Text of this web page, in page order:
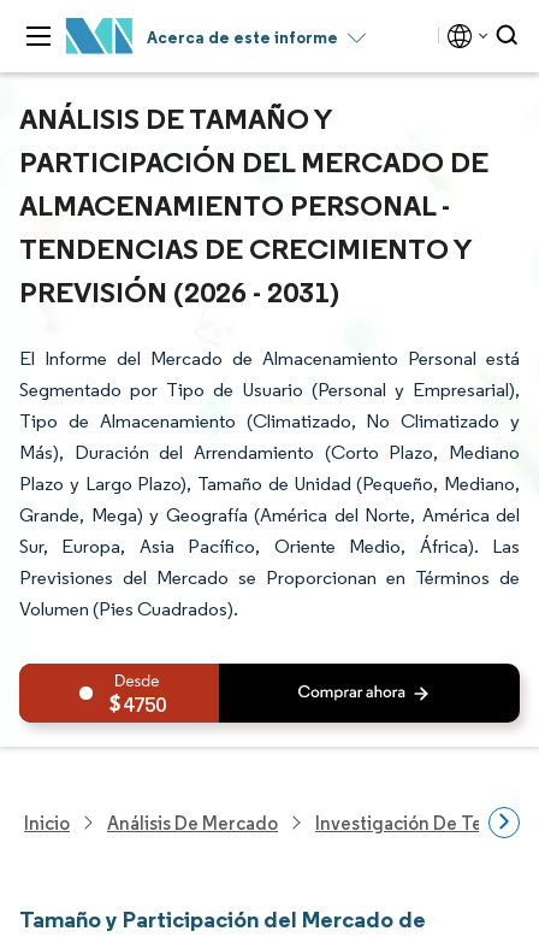
Acerca de este informe
ANÁLISIS DE TAMAÑO Y
PARTICIPACIÓN DEL MERCADO DE
ALMACENAMIENTO PERSONAL -
TENDENCIAS DE CRECIMIENTO Y
PREVISIÓN (2026 - 2031)
El Informe del Mercado de Almacenamiento Personal está
Segmentado por Tipo de Usuario (Personal y Empresarial),
Tipo de Almacenamiento (Climatizado, No Climatizado y
Más), Duración del Arrendamiento (Corto Plazo, Mediano
Plazo y Largo Plazo), Tamaño de Unidad (Pequeño, Mediano,
Grande, Mega) y Geografía (América del Norte, América del
Sur, Europa, Asia Pacífico, Oriente Medio, África). Las
Previsiones del Mercado se Proporcionan en Términos de
Volumen (Pies Cuadrados).
4750
Inicio Análisis De Mercado Investigación De
Tamaño y Participación del Mercado de